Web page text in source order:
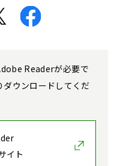
Readerが必要で
ウンロードしてくだ
イト